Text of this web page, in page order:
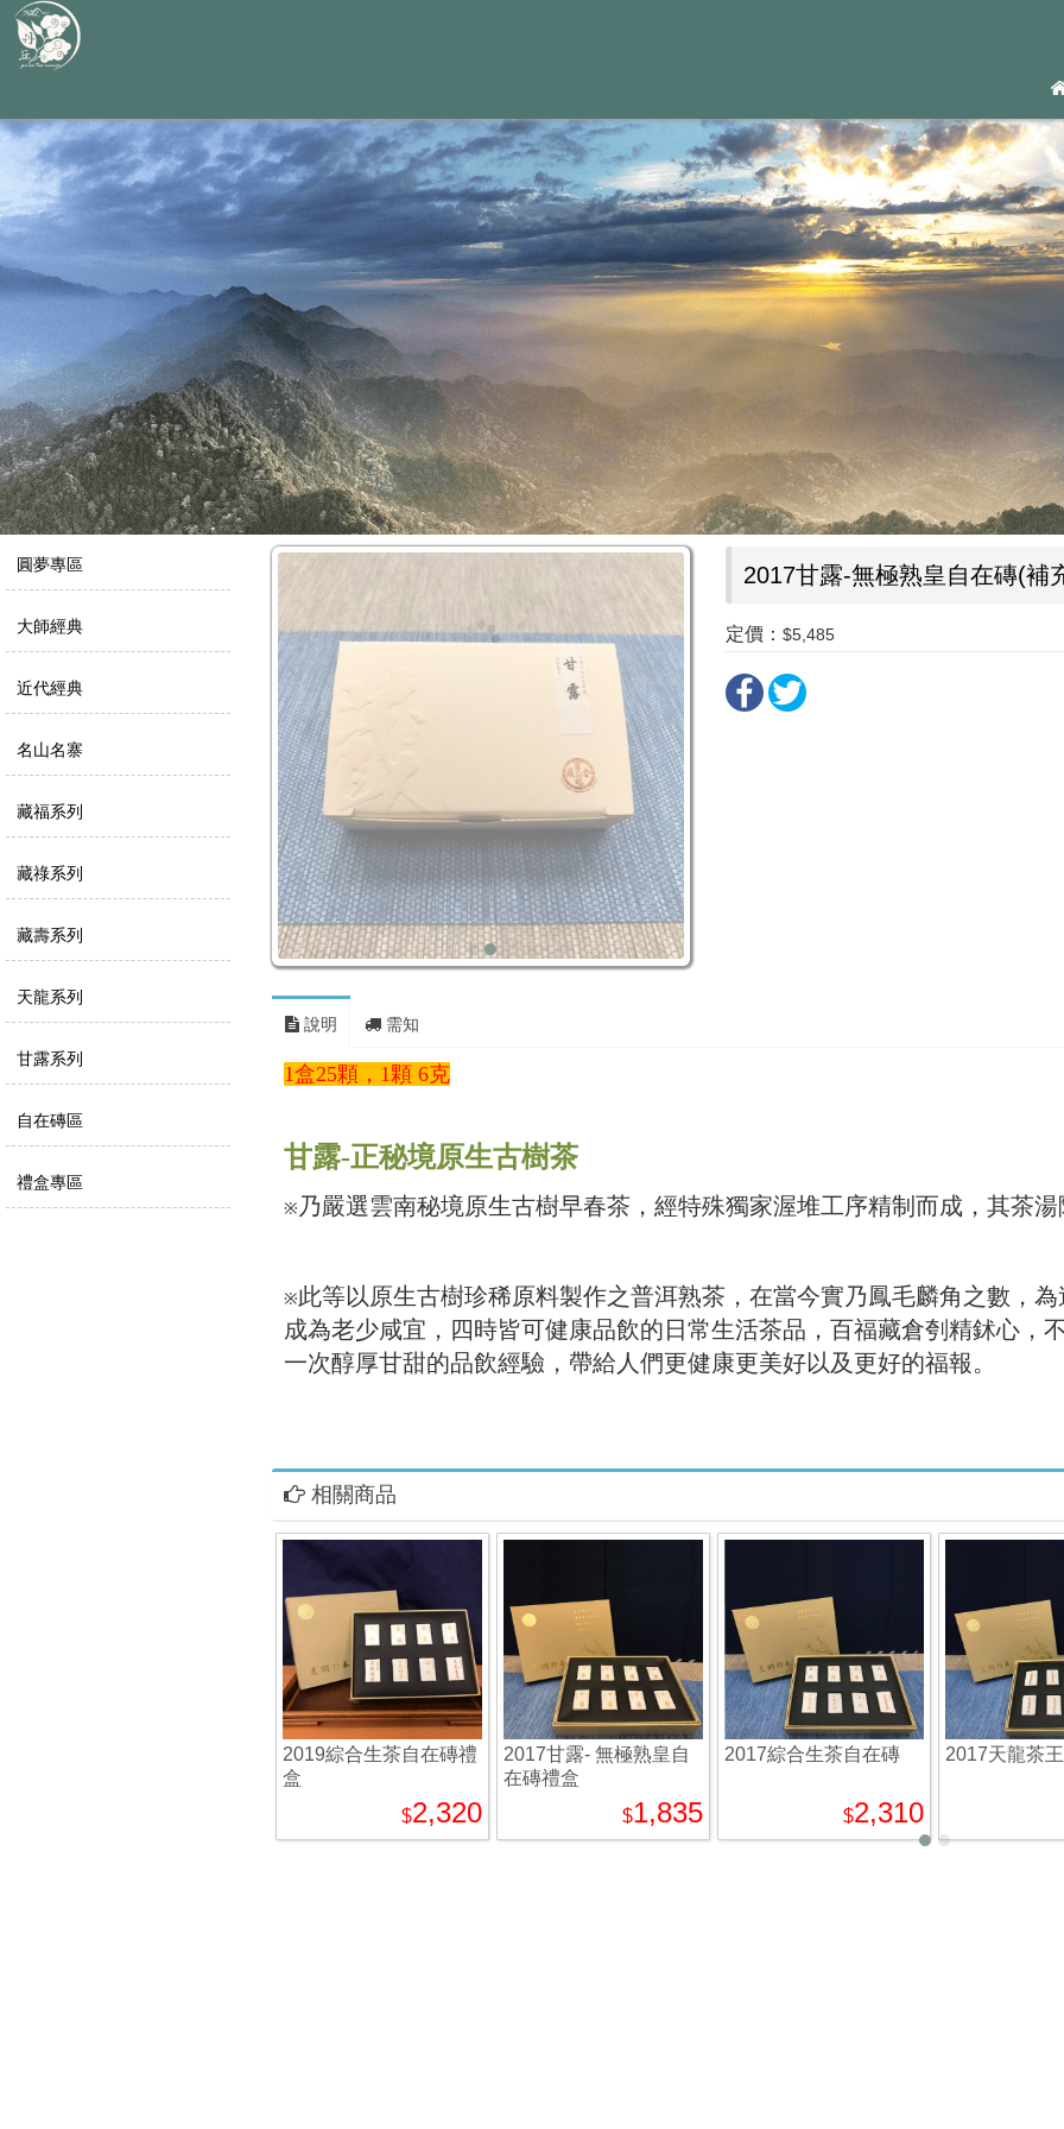
圓夢專區
大師經典
近代經典
名山名寨
藏福系列
藏祿系列
藏壽系列
天龍系列
甘露系列
自在磚區
禮盒專區
2017甘露-無極熟皇自在磚(補
定價： $5,485
說明 需知
1盒25顆，1顆 6克
甘露-正秘境原生古樹茶
※ 乃嚴選雲南秘境原生古樹早春茶，經特殊獨家渥堆工序精制而成，其茶
※此等以原生古樹珍稀原料製作之普洱熟茶，在當今實乃鳳毛麟角之數，
成為老少咸宜，四時皆可健康品飲的日常生活茶品，百福藏倉刳精鉥心，
一次醇厚甘甜的品飲經驗，帶給人們更健康更美好以及更好的福報。
相關商品
2019綜合生茶自在磚禮
盒
$2,320
2017甘露- 無極熟皇自
在磚禮盒
$1,835
2017綜合生茶自在磚
$2,310
2017天龍茶